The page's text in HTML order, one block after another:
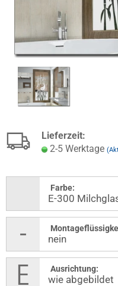
Lieferzeit:
2-5 Werktage
Farbe:
Ausrichtung: